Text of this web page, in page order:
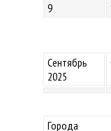
9
Сентябрь
2025
Города